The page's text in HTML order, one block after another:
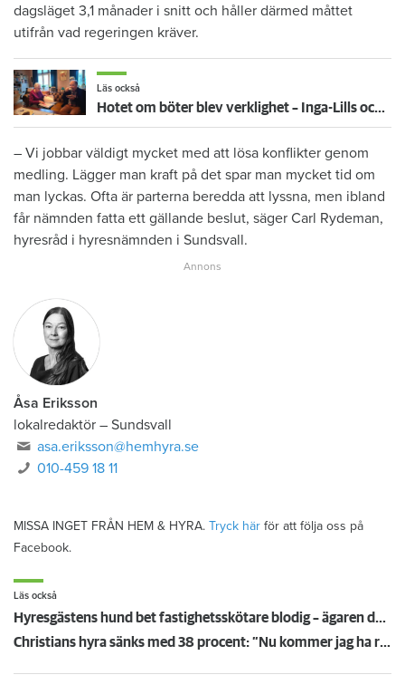
dagsläget 3,1 månader i snitt och håller därmed måttet
utifrån vad regeringen kräver.
Läs också
Hotet om böter blev verklighet – Inga-Lills och Stirlings hyresvärdar får betala 75 000: ”Herregud så onödigt”
– Vi jobbar väldigt mycket med att lösa konflikter genom
medling. Lägger man kraft på det spar man mycket tid om
man lyckas. Ofta är parterna beredda att lyssna, men ibland
får nämnden fatta ett gällande beslut, säger Carl Rydeman,
hyresråd i hyresnämnden i Sundsvall.
Åsa Eriksson
lokalredaktör – Sundsvall
asa.eriksson@hemhyra.se
010-459 18 11
MISSA INGET FRÅN HEM & HYRA. Tryck här för att följa oss på
Facebook.
Läs också
Hyresgästens hund bet fastighetsskötare blodig – ägaren döms och förlorar nu lägenheten
Christians hyra sänks med 38 procent: ”Nu kommer jag ha råd att ta körkort”